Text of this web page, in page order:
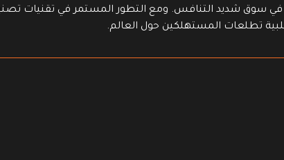
في سوق شديد التنافس. ومع التطور المستمر في تقنيات
تطلعات المستهلكين حول العالم.